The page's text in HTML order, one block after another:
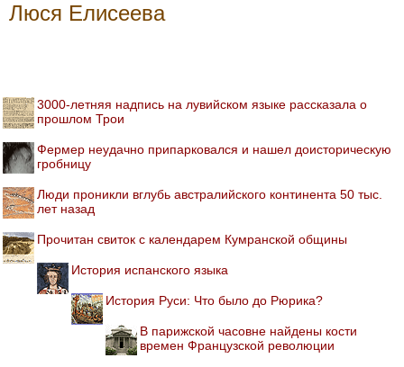
Люся Елисеева
3000-летняя надпись на лувийском языке рассказала о
прошлом Трои
Фермер неудачно припарковался и нашел доисторическую
гробницу
Люди проникли вглубь австралийского континента 50 тыс.
лет назад
Прочитан свиток с календарем Кумранской общины
История испанского языка
История Руси: Что было до Рюрика?
В парижской часовне найдены кости
времен Французской революции